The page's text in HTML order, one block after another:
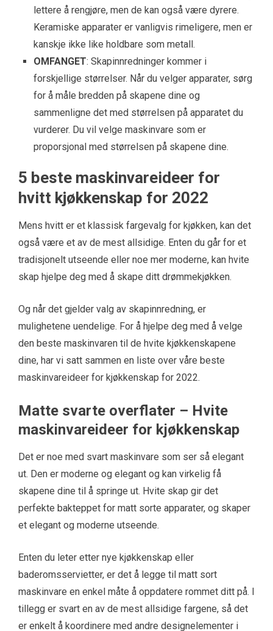
lettere å rengjøre, men de kan også være dyrere.
Keramiske apparater er vanligvis rimeligere, men er
kanskje ikke like holdbare som metall.
OMFANGET: Skapinnredninger kommer i
forskjellige størrelser. Når du velger apparater, sørg
for å måle bredden på skapene dine og
sammenligne det med størrelsen på apparatet du
vurderer. Du vil velge maskinvare som er
proporsjonal med størrelsen på skapene dine.
5 beste maskinvareideer for
hvitt kjøkkenskap for 2022
Mens hvitt er et klassisk fargevalg for kjøkken, kan det
også være et av de mest allsidige. Enten du går for et
tradisjonelt utseende eller noe mer moderne, kan hvite
skap hjelpe deg med å skape ditt drømmekjøkken.
Og når det gjelder valg av skapinnredning, er
mulighetene uendelige. For å hjelpe deg med å velge
den beste maskinvaren til de hvite kjøkkenskapene
dine, har vi satt sammen en liste over våre beste
maskinvareideer for kjøkkenskap for 2022.
Matte svarte overflater – Hvite
maskinvareideer for kjøkkenskap
Det er noe med svart maskinvare som ser så elegant
ut. Den er moderne og elegant og kan virkelig få
skapene dine til å springe ut. Hvite skap gir det
perfekte bakteppet for matt sorte apparater, og skaper
et elegant og moderne utseende.
Enten du leter etter nye kjøkkenskap eller
baderomsservietter, er det å legge til matt sort
maskinvare en enkel måte å oppdatere rommet ditt på. I
tillegg er svart en av de mest allsidige fargene, så det
er enkelt å koordinere med andre designelementer i